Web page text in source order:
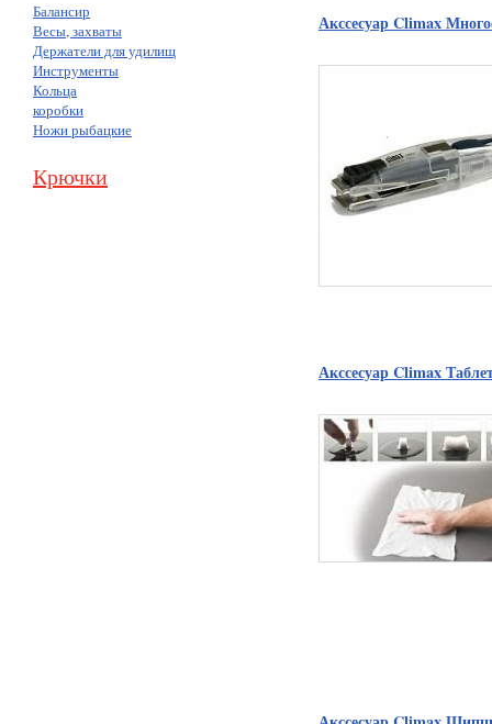
Балансир
Весы, захваты
Держатели для удилищ
Инструменты
Кольца
коробки
Ножи рыбацкие
Крючки
Акссесуар Climax
Акссесуар Climax